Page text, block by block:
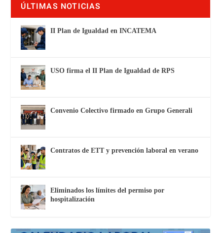
ÚLTIMAS NOTICIAS
II Plan de Igualdad en INCATEMA
USO firma el II Plan de Igualdad de RPS
Convenio Colectivo firmado en Grupo Generali
Contratos de ETT y prevención laboral en verano
Eliminados los límites del permiso por
hospitalización